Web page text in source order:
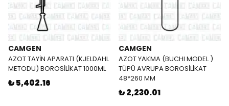
CAMGEN
AZOT TAYİN APARATI (KJELDAHL
METODU) BOROSİLİKAT 1000ML
₺ 5,402.16
CAMGEN
AZOT YAKMA (BUCHI MODEL )
TÜPÜ AVRUPA BOROSİLİKAT
48*260 MM
₺ 2,230.01